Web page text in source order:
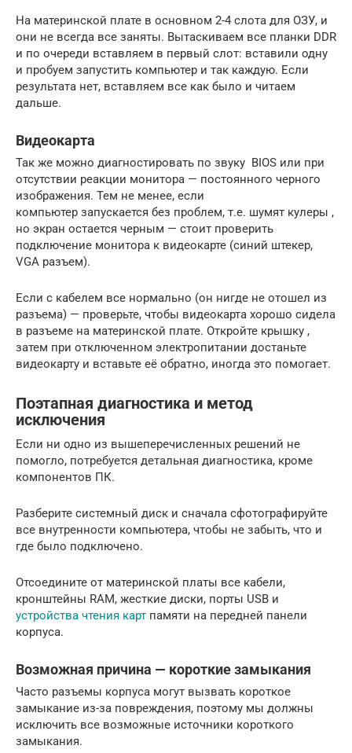
На материнской плате в основном 2-4 слота для ОЗУ, и
они не всегда все заняты. Вытаскиваем все планки DDR
и по очереди вставляем в первый слот: вставили одну
и пробуем запустить компьютер и так каждую. Если
результата нет, вставляем все как было и читаем
дальше.
Видеокарта
Так же можно диагностировать по звуку BIOS или при
отсутствии реакции монитора — постоянного черного
изображения. Тем не менее, если
компьютер запускается без проблем, т.е. шумят кулеры ,
но экран остается черным — стоит проверить
подключение монитора к видеокарте (синий штекер,
VGA разъем).
Если с кабелем все нормально (он нигде не отошел из
разъема) — проверьте, чтобы видеокарта хорошо сидела
в разъеме на материнской плате. Откройте крышку ,
затем при отключенном электропитании достаньте
видеокарту и вставьте её обратно, иногда это помогает.
Поэтапная диагностика и метод
исключения
Если ни одно из вышеперечисленных решений не
помогло, потребуется детальная диагностика, кроме
компонентов ПК.
Разберите системный диск и сначала сфотографируйте
все внутренности компьютера, чтобы не забыть, что и
где было подключено.
Отсоедините от материнской платы все кабели,
кронштейны RAM, жесткие диски, порты USB и
устройства чтения карт памяти на передней панели
корпуса.
Возможная причина — короткие замыкания
Часто разъемы корпуса могут вызвать короткое
замыкание из-за повреждения, поэтому мы должны
исключить все возможные источники короткого
замыкания.